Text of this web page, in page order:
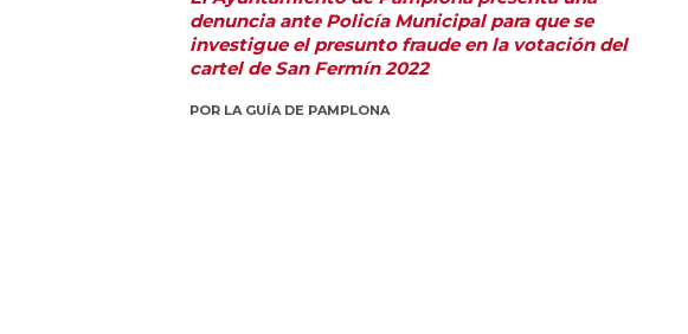
denuncia ante Policía Municipal para que se
investigue el presunto fraude en la votación del
cartel de San Fermín 2022
POR LA GUÍA DE PAMPLONA